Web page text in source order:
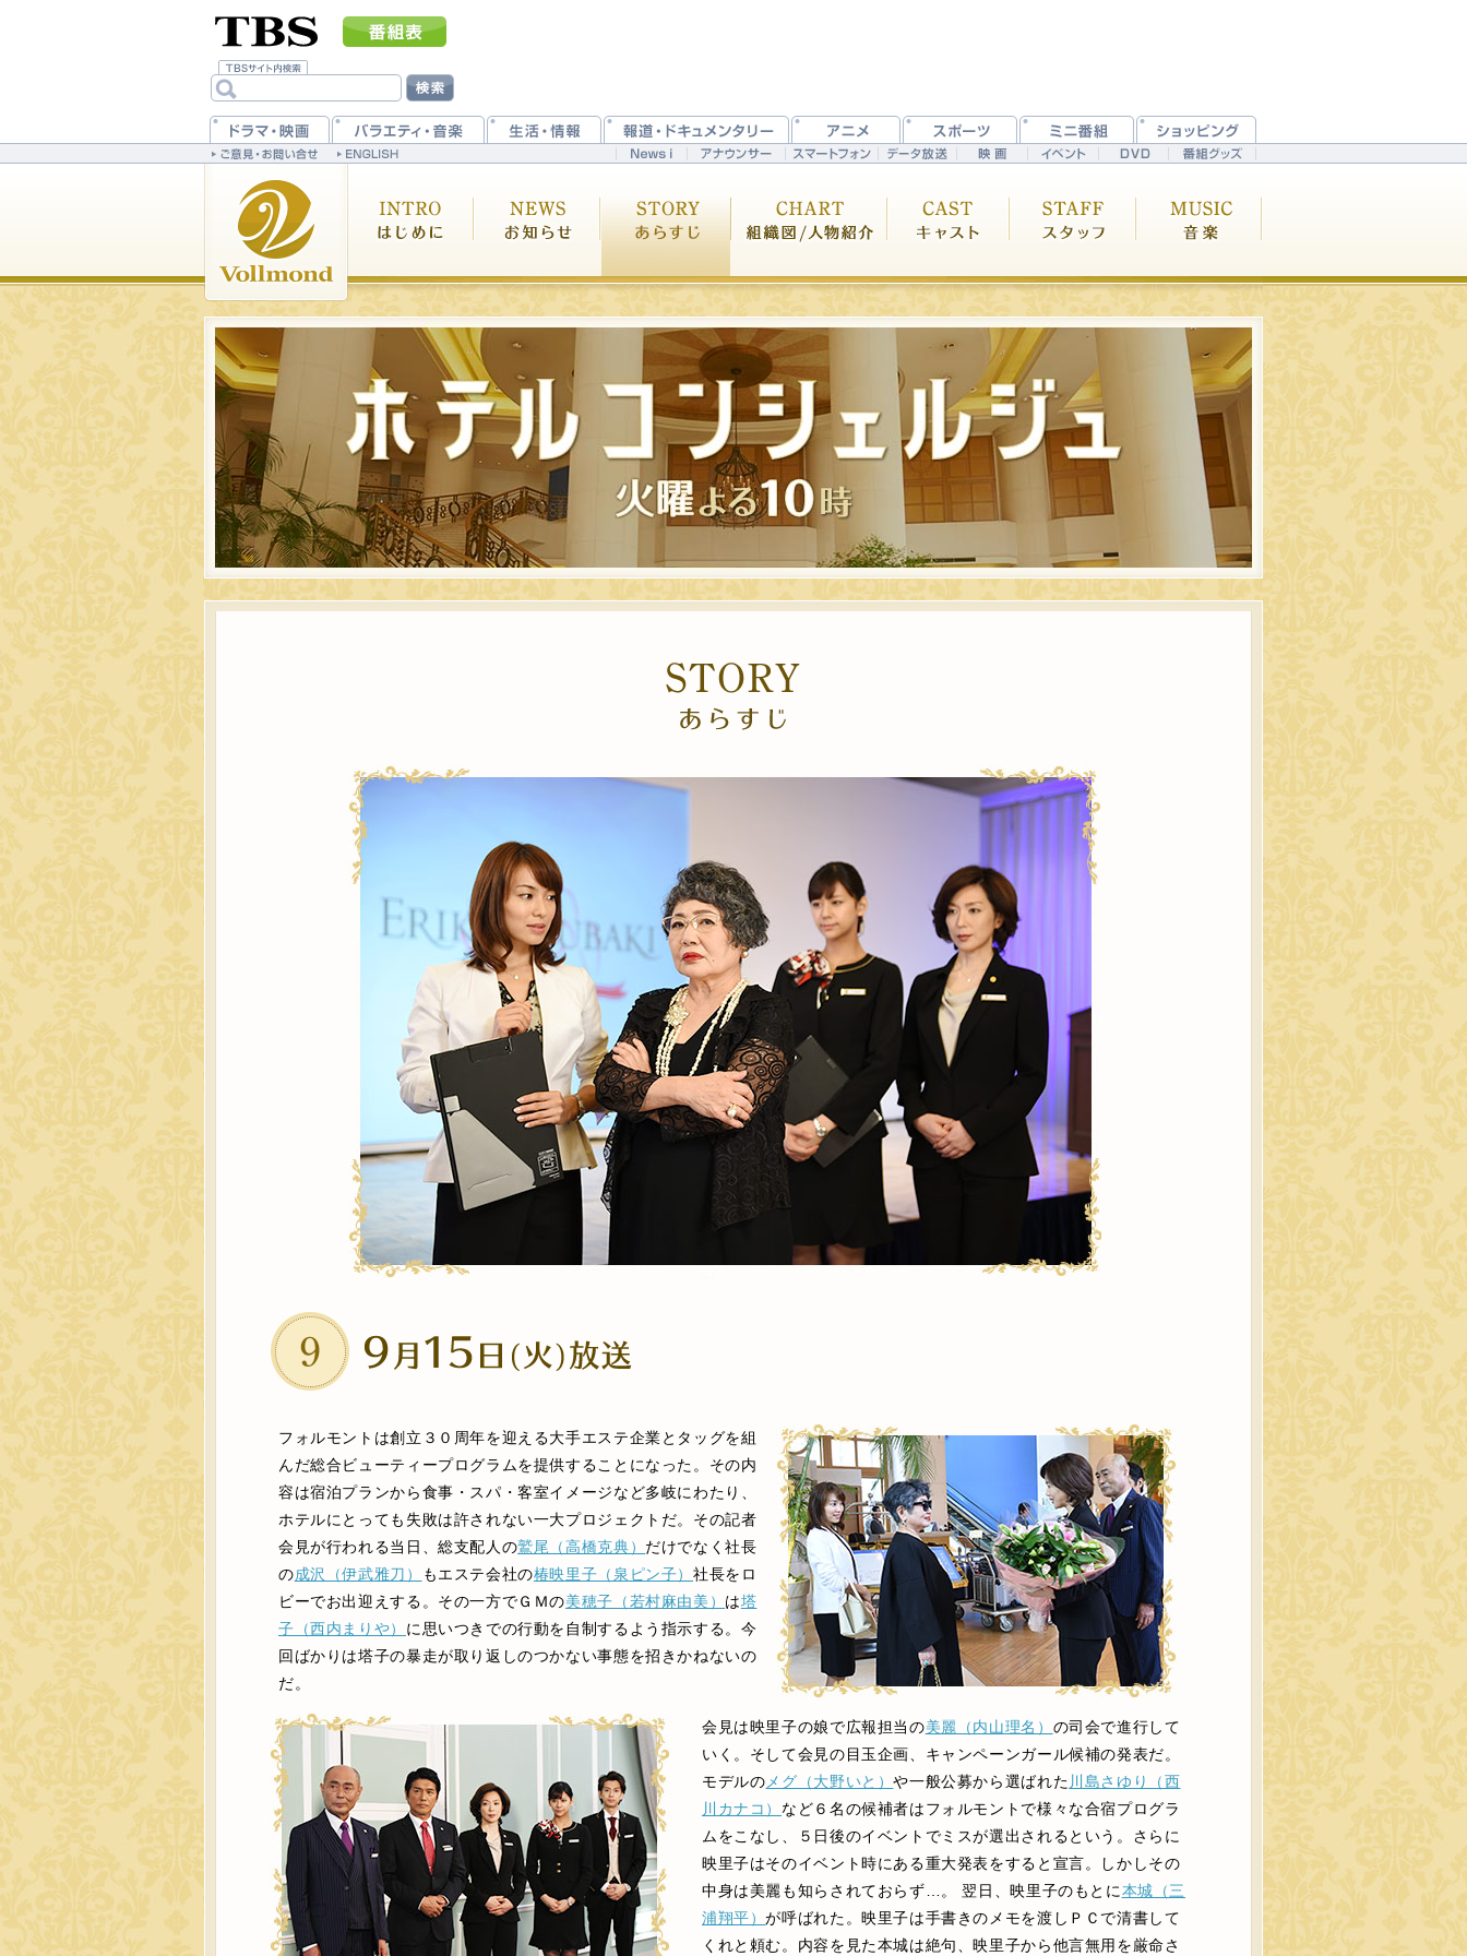
フォルモントは創立３０周年を迎える大手エステ企業とタッグを組
んだ総合ビューティープログラムを提供することになった。その内
容は宿泊プランから食事・スパ・客室イメージなど多岐にわたり、
ホテルにとっても失敗は許されない一大プロジェクトだ。その記者
会見が行われる当日、総支配人の鷲尾（高橋克典） だけでなく社長
の成沢（伊武雅刀） もエステ会社の椿映里子（泉ピン子）社長をロ
ビーでお出迎えする。その一方でＧＭの美穂子（若村麻由美） は塔
子（西内まりや） に思いつきでの行動を自制するよう指示する。今
回ばかりは塔子の暴走が取り返しのつかない事態を招きかねないの
だ。
会見は映里子の娘で広報担当の美麗（内山理名） の司会で進行して
いく。そして会見の目玉企画、キャンペーンガール候補の発表だ。
モデルの メグ（大野いと）や一般公募から選ばれた 川島さゆり（西
川カナコ） など６名の候補者はフォルモントで様々な合宿プログラ
ムをこなし、５日後のイベントでミスが選出されるという。さらに
映里子はそのイベント時にある重大発表をすると宣言。しかしその
中身は美麗も知らされておらず…。 翌日、映里子のもとに本城（三
浦翔平）が呼ばれた。映里子は手書きのメモを渡しＰＣで清書して
くれと頼む。内容を見た本城は絶句、映里子から他言無用を厳命さ